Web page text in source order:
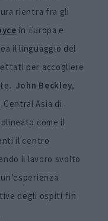
rientra fra gli
in Europa e
il linguaggio del
per accogliere
John Beckley,
Asia di
come il
il centro
il lavoro svolto
degli ospiti fin